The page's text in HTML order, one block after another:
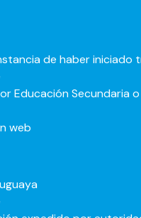
de haber iniciado
Educación Secundaria o
web